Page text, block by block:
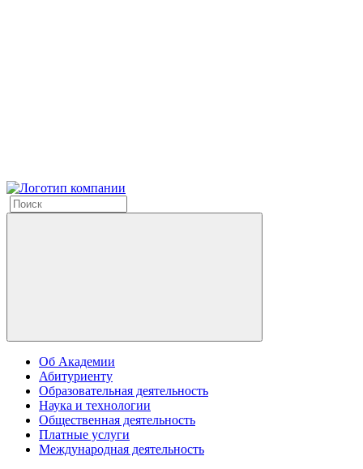
Об Академии
Абитуриенту
Образовательная деятельность
Наука и технологии
Общественная деятельность
Платные услуги
Международная деятельность